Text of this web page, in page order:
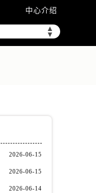
中心介绍
▲
▼
2026-06-15
2026-06-15
2026-06-14